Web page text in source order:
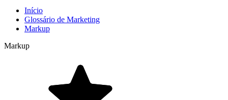
Início
Glossário de Marketing
Markup
Markup